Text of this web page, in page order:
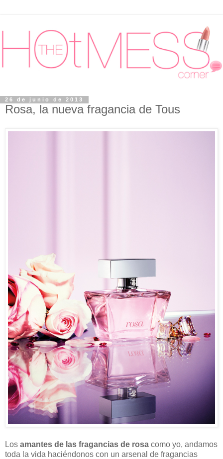
26 de junio de 2013
Rosa, la nueva fragancia de Tous
Los amantes de las fragancias de rosa como yo, andamos
toda la vida haciéndonos con un arsenal de fragancias